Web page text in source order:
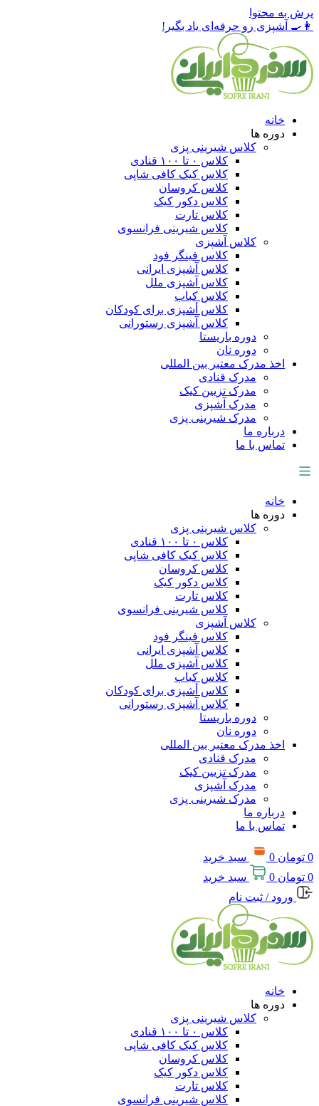
پرش به محتوا
👩‍🍳 آشپزی رو حرفه‌ای یاد بگیر!
خانه
دوره ها
کلاس شیرینی پزی
کلاس ۰ تا ۱۰۰ قنادی
کلاس کیک کافی شاپی
کلاس کروسان
کلاس دکور کیک
کلاس تارت
کلاس شیرینی فرانسوی
کلاس آشپزی
کلاس فینگر فود
کلاس آشپزی ایرانی
کلاس آشپزی ملل
کلاس کباب
کلاس أشپزی برای کودکان
کلاس آشپزی رستورانی
دوره باریستا
دوره نان
اخذ مدرک معتبر بین المللی
مدرک قنادی
مدرک تزیین کیک
مدرک آشپزی
مدرک شیرینی پزی
درباره ما
تماس با ما
خانه
دوره ها
کلاس شیرینی پزی
کلاس ۰ تا ۱۰۰ قنادی
کلاس کیک کافی شاپی
کلاس کروسان
کلاس دکور کیک
کلاس تارت
کلاس شیرینی فرانسوی
کلاس آشپزی
کلاس فینگر فود
کلاس آشپزی ایرانی
کلاس آشپزی ملل
کلاس کباب
کلاس أشپزی برای کودکان
کلاس آشپزی رستورانی
دوره باریستا
دوره نان
اخذ مدرک معتبر بین المللی
مدرک قنادی
مدرک تزیین کیک
مدرک آشپزی
مدرک شیرینی پزی
درباره ما
تماس با ما
0 تومان 0
سبد خريد
0 تومان 0
سبد خريد
ورود / ثبت نام
خانه
دوره ها
کلاس شیرینی پزی
کلاس ۰ تا ۱۰۰ قنادی
کلاس کیک کافی شاپی
کلاس کروسان
کلاس دکور کیک
کلاس تارت
کلاس شیرینی فرانسوی